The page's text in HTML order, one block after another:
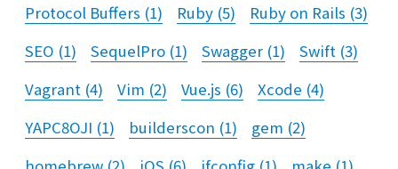
Protocol Buffers (1) Ruby (5) Ruby on Rails (3)
SEO (1) SequelPro (1) Swagger (1) Swift (3)
Vagrant (4) Vim (2) Vue.js (6) Xcode (4)
YAPC8OJI (1) builderscon (1) gem (2)